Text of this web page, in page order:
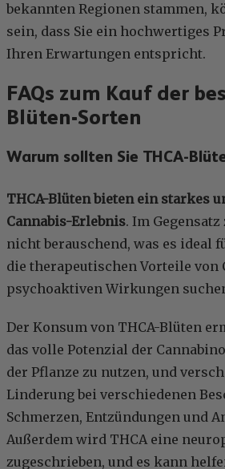
bekannten Regionen stammen,
sein, dass Sie ein hochwertiges
Ihren Erwartungen entspricht.
FAQs zum Kauf der
Blüten-Sorten
Warum sollten Sie THCA-
THCA-Blüten bieten ein starkes
Cannabis-Erlebnis. Im
nicht berauschend, was es ideal
die therapeutischen Vorteile von
psychoaktiven Wirkungen
Der Konsum von THCA-Blüten
das volle Potenzial der
der Pflanze zu nutzen, und
Linderung bei verschiedenen
Schmerzen, Entzündungen und
Außerdem wird THCA eine
zugeschrieben, und es kann